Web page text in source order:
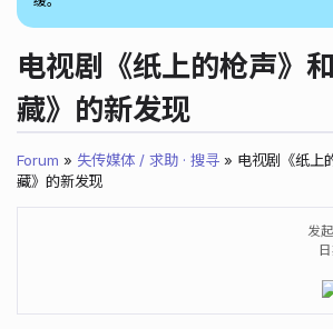
电视剧《纸上的枪声》
藏》的新发现
Forum » 失传媒体 / 求助 · 搜寻 » 电视剧《纸上
藏》的新发现
发